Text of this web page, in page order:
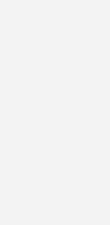
sollen ohne
Ich montiere die
Räumen,
es den Kunden in
wie weit es mit der
lernen die
Räume anwählen
sich kaum jemand
sinnvoll sind.
selbst zu
verliere ich bei